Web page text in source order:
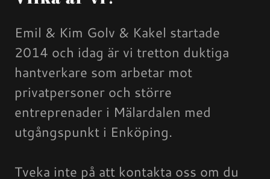
Emil & Kim Golv & Kakel startade
2014 och idag är vi tretton duktiga
hantverkare som arbetar mot
privatpersoner och större
entreprenader i Mälardalen med
utgångspunkt i Enköping.
Tveka inte på att kontakta oss om du